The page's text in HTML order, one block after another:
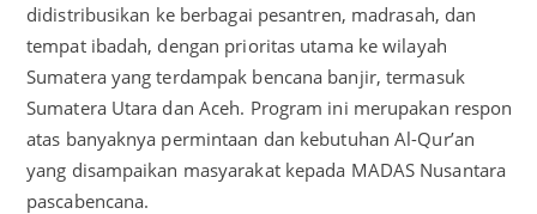
didistribusikan ke berbagai pesantren, madrasah, dan
tempat ibadah, dengan prioritas utama ke wilayah
Sumatera yang terdampak bencana banjir, termasuk
Sumatera Utara dan Aceh. Program ini merupakan respon
atas banyaknya permintaan dan kebutuhan Al-Qur’an
yang disampaikan masyarakat kepada MADAS Nusantara
pascabencana.